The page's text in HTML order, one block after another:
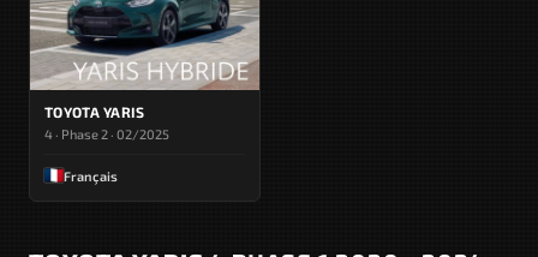
TOYOTA YARIS
4 · Phase 2 · 02/2025
Français